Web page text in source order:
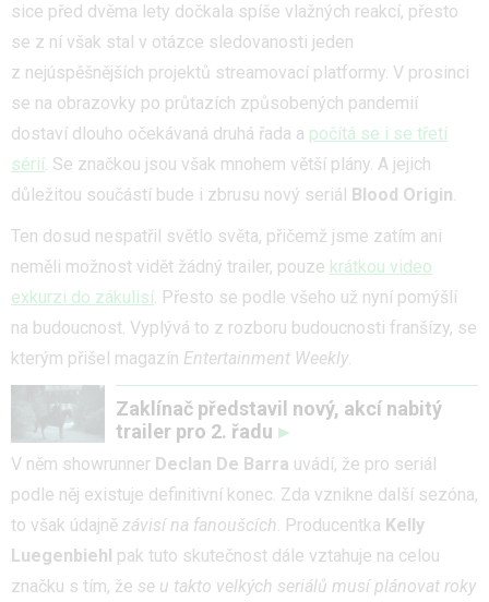
sice před dvěma lety dočkala spíše vlažných reakcí, přesto
se z ní však stal v otázce sledovanosti jeden
z nejúspěšnějších projektů streamovací platformy. V prosinci
se na obrazovky po průtazích způsobených pandemií
dostaví dlouho očekávaná druhá řada a počítá se i se třetí
sérií. Se značkou jsou však mnohem větší plány. A jejich
důležitou součástí bude i zbrusu nový seriál
Blood Origin.
Ten dosud nespatřil světlo světa, přičemž jsme zatím ani
neměli možnost vidět žádný trailer, pouze krátkou video
exkurzi do zákulisí. Přesto se podle všeho už nyní pomýšlí
na budoucnost. Vyplývá to z rozboru budoucnosti franšízy, se
kterým přišel magazín Entertainment Weekly.
Zaklínač představil nový, akcí nabitý
trailer pro 2. řadu
V něm showrunner Declan De Barra uvádí, že pro seriál
podle něj existuje definitivní konec. Zda vznikne další sezóna,
to však údajně závisí na fanoušcích. Producentka Kelly
Luegenbiehl pak tuto skutečnost dále vztahuje na celou
značku s tím, že se u takto velkých seriálů musí plánovat roky